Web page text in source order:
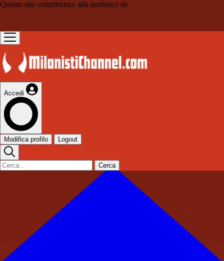
Questo sito contribuisce alla audience de
Accedi
Modifica profilo Logout
Cerca